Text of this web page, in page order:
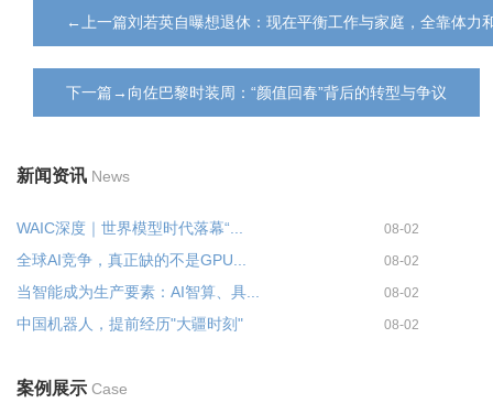
←上一篇刘若英自曝想退休：现在平衡工作与家庭，全靠体力
下一篇→向佐巴黎时装周：“颜值回春”背后的转型与争议
新闻资讯 News
WAIC深度｜世界模型时代落幕“... 08-02
全球AI竞争，真正缺的不是GPU... 08-02
当智能成为生产要素：AI智算、具... 08-02
中国机器人，提前经历"大疆时刻" 08-02
案例展示 Case